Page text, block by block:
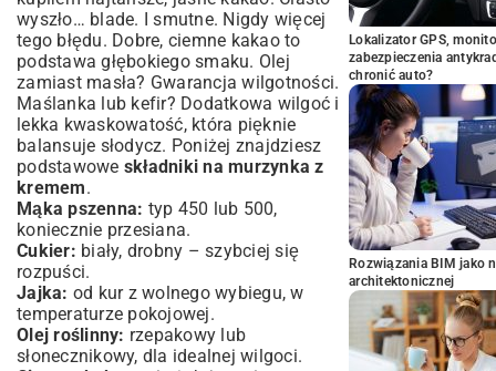
wyszło… blade. I smutne. Nigdy więcej
tego błędu. Dobre, ciemne kakao to
podstawa głębokiego smaku. Olej
zamiast masła? Gwarancja wilgotności.
Maślanka lub kefir? Dodatkowa wilgoć i
lekka kwaskowatość, która pięknie
balansuje słodycz. Poniżej znajdziesz
podstawowe składniki na murzynka z
kremem.
Mąka pszenna: typ 450 lub 500,
koniecznie przesiana.
Cukier: biały, drobny – szybciej się
rozpuści.
Jajka: od kur z wolnego wybiegu, w
temperaturze pokojowej.
Olej roślinny: rzepakowy lub
słonecznikowy, dla idealnej wilgoci.
Lokalizator GPS,
zabezpieczenia
chronić auto?
Rozwiązania BIM jako
architektonicznej